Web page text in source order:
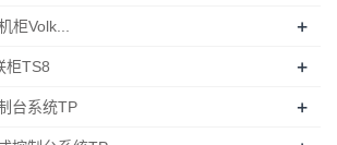
柜Volk... +
柜TS8 +
台系统TP +